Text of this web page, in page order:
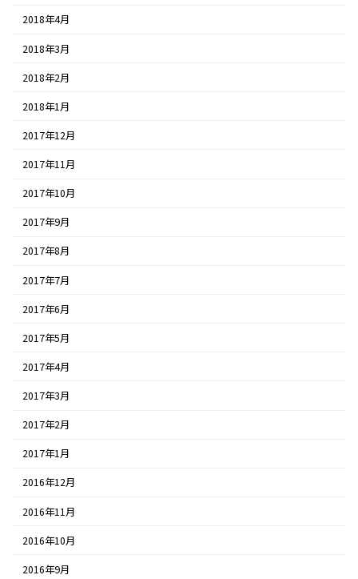
2018年4月
2018年3月
2018年2月
2018年1月
2017年12月
2017年11月
2017年10月
2017年9月
2017年8月
2017年7月
2017年6月
2017年5月
2017年4月
2017年3月
2017年2月
2017年1月
2016年12月
2016年11月
2016年10月
2016年9月